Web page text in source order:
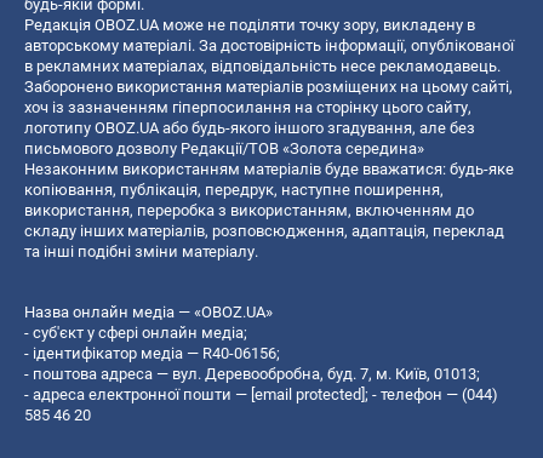
будь-якій формі.
Редакція OBOZ.UA може не поділяти точку зору, викладену в
авторському матеріалі. За достовірність інформації, опублікованої
в рекламних матеріалах, відповідальність несе рекламодавець.
Заборонено використання матеріалів розміщених на цьому сайті,
хоч із зазначенням гіперпосилання на сторінку цього сайту,
логотипу OBOZ.UA або будь-якого іншого згадування, але без
письмового дозволу Редакції/ТОВ «Золота середина»
Незаконним використанням матеріалів буде вважатися: будь-яке
копiювання, публiкацiя, передрук, наступне поширення,
використання, переробка з використанням, включенням до
складу інших матеріалів, розповсюдження, адаптація, переклад
та інші подібні зміни матеріалу.
Назва онлайн медіа — «OBOZ.UA»
- суб'єкт у сфері онлайн медіа;
- ідентифікатор медіа — R40-06156;
- поштова адреса — вул. Деревообробна, буд. 7, м. Київ, 01013;
- адреса електронної пошти — [email protected]; - телефон — (044)
585 46 20